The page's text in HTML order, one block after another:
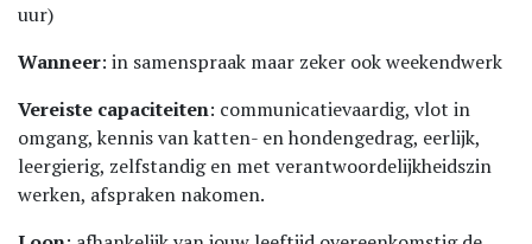
uur)
Wanneer: in samenspraak maar zeker ook weekendwerk
Vereiste capaciteiten: communicatievaardig, vlot in
omgang, kennis van katten- en hondengedrag, eerlijk,
leergierig, zelfstandig en met verantwoordelijkheidszin
werken, afspraken nakomen.